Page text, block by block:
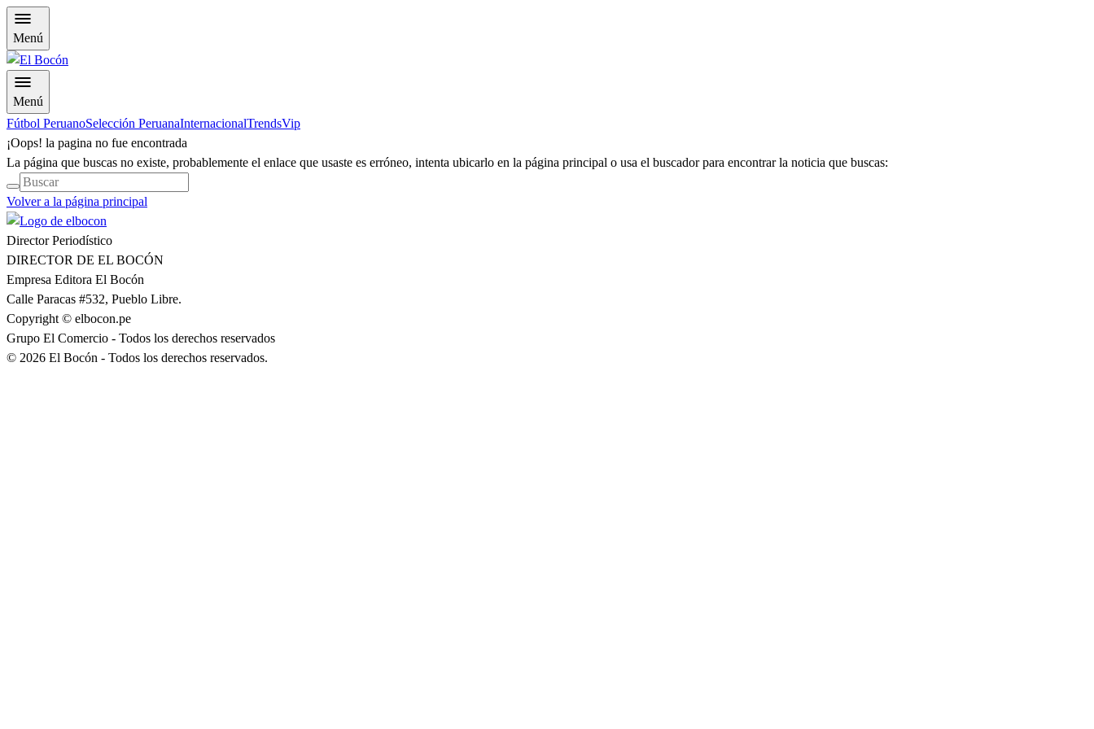
Menú
Menú
Fútbol PeruanoSelección PeruanaInternacionalTrendsVip
¡Oops! la pagina no fue encontrada
La página que buscas no existe, probablemente el enlace que usaste es erróneo, intenta ubicarlo en la página principal o usa el buscador para encontrar la noticia que buscas:
Volver a la página principal
Director Periodístico
DIRECTOR DE EL BOCÓN
Empresa Editora El Bocón
Calle Paracas #532, Pueblo Libre.
Copyright © elbocon.pe
Grupo El Comercio - Todos los derechos reservados
© 2026 El Bocón - Todos los derechos reservados.